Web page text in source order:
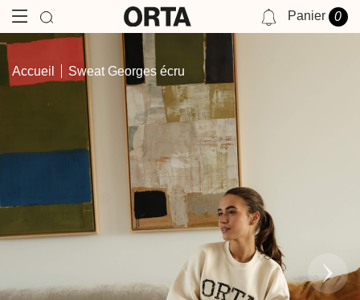
NOTIFICATIONS
VOUS N'AVEZ AUCUNE NOTIFICATION POUR LE MOMENT.
Panier 0
Accueil Sweat Georges écru